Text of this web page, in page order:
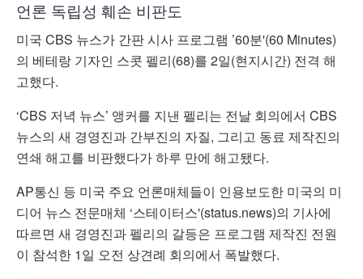
언론 독립성 훼손 비판도
미국 CBS 뉴스가 간판 시사 프로그램 ’60분'(60 Minutes)
의 베테랑 기자인 스콧 펠리(68)를 2일(현지시간) 전격 해
고했다.
‘CBS 저녁 뉴스’ 앵커를 지낸 펠리는 전날 회의에서 CBS
뉴스의 새 경영진과 간부진의 자질, 그리고 동료 제작진의
연쇄 해고를 비판했다가 하루 만에 해고됐다.
AP통신 등 미국 주요 언론매체들이 인용보도한 미국의 미
디어 뉴스 전문매체 ‘스테이터스'(status.news)의 기사에
따르면 새 경영진과 펠리의 갈등은 프로그램 제작진 전원
이 참석한 1일 오전 상견례 회의에서 폭발했다.